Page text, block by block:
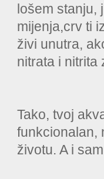
lošem stanju,
mijenja,crv ti
živi unutra,
nitrata i nitrita
Tako, tvoj
funkcionalan,
životu. A i